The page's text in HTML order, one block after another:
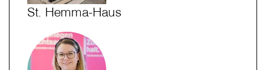
St. Hemma-Haus